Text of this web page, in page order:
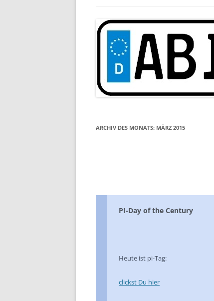
ARCHIV DES MONATS: MÄRZ 2015
PI-Day of the Century
Heute ist pi-Tag:
clickst Du hier